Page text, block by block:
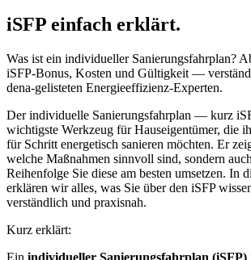
iSFP einfach erklärt.
Was ist ein individueller Sanierungsfahrplan?
iSFP-Bonus, Kosten und Gültigkeit —
dena-gelisteten Energieeffizienz-Experten.
Der individuelle Sanierungsfahrplan — kurz
wichtigste Werkzeug für Hauseigentümer, die
für Schritt energetisch sanieren möchten. Er
welche Maßnahmen sinnvoll sind, sondern
Reihenfolge Sie diese am besten umsetzen. In
erklären wir alles, was Sie über den iSFP
verständlich und praxisnah.
Kurz erklärt:
Ein individueller Sanierungsfahrplan (iSFP)